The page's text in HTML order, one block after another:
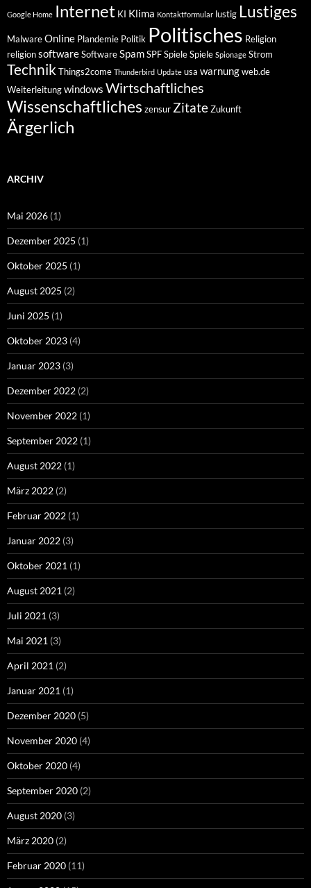
Google Home Internet KI Klima Kontaktformular lustig Lustiges
MalwareOnline Plandemie Politik Politisches Religion
religionsoftwareSoftwareSpamSPFSpieleSpiele Spionage Strom
TechnikThings2come Thunderbird Update usa warnungweb.de
Weiterleitungwindows Wirtschaftliches
Wissenschaftliches zensur ZitateZukunft
Ärgerlich
ARCHIV
Mai 2026 (1)
Dezember 2025 (1)
Oktober 2025 (1)
August 2025 (2)
Juni 2025 (1)
Oktober 2023 (4)
Januar 2023 (3)
Dezember 2022 (2)
November 2022 (1)
September 2022 (1)
August 2022 (1)
März 2022 (2)
Februar 2022 (1)
Januar 2022 (3)
Oktober 2021 (1)
August 2021 (2)
Juli 2021 (3)
Mai 2021 (3)
April 2021 (2)
Januar 2021 (1)
Dezember 2020 (5)
November 2020 (4)
Oktober 2020 (4)
September 2020 (2)
August 2020 (3)
März 2020 (2)
Februar 2020 (11)